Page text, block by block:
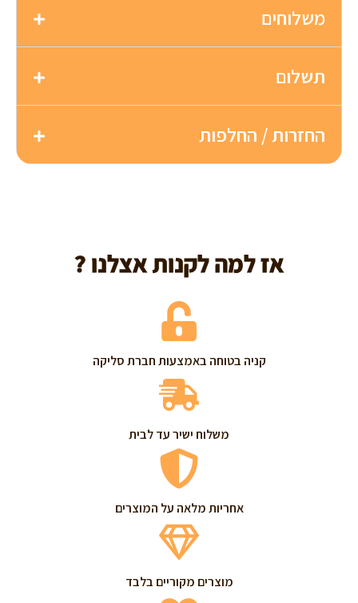
משלוחים
תשלום
החזרות / החלפות
אז למה לקנות אצלנו ?
קניה בטוחה באמצעות חברת סליקה
משלוח ישיר עד לבית
אחריות מלאה על המוצרים
מוצרים מקוריים בלבד